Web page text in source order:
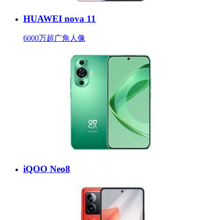
HUAWEI nova 11
6000万超广角人像
iQOO Neo8